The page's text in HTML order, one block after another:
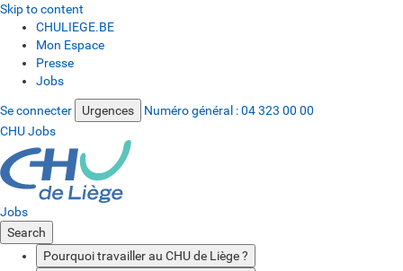
Skip to content
CHULIEGE.BE
Mon Espace
Presse
Jobs
Se connecter Urgences Numéro général :04 323 00 00
CHU Jobs
Jobs
Search
Pourquoi travailler au CHU de Liège ?